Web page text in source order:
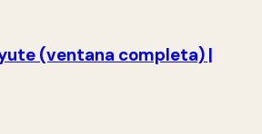
(ventana completa) |